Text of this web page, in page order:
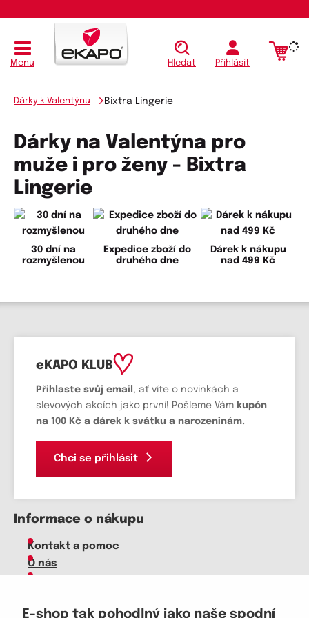
E-shop tak pohodlný jako naše spodní
Menu Hledat Přihlásit
Dárky k Valentýnu Bixtra Lingerie
Dárky na Valentýna pro
muže i pro ženy - Bixtra
Lingerie
30 dní na
rozmyšlenou
Expedice zboží do
druhého dne
Dárek k nákupu
nad 499 Kč
eKAPO KLUB
Přihlaste svůj email , ať víte o novinkách a
slevových akcích jako první! Pošleme Vám kupón
na 100 Kč a dárek k svátku a narozeninám.
Chci se přihlásit
Informace o nákupu
Kontakt a pomoc
O nás
Velkoobchod